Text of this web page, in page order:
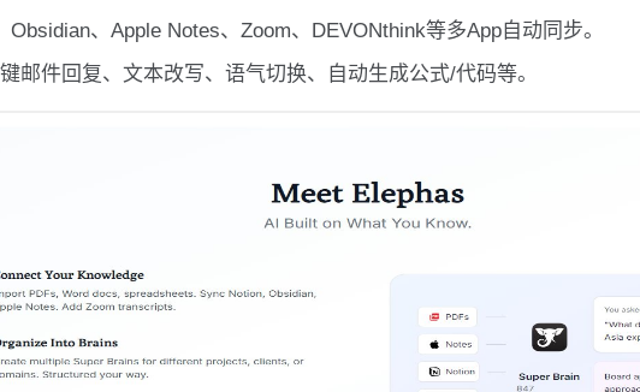
Obsidian、Apple Notes、Zoom、DEVONthink等多App自动同步。
邮件回复、文本改写、语气切换、自动生成公式/代码等。